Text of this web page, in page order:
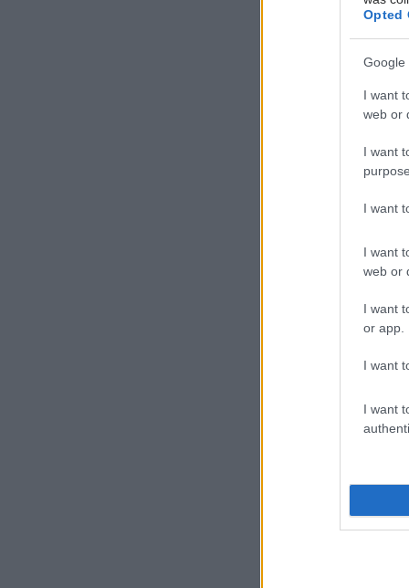
Opted
Google
I want
web or
I want
I want
I want
web or
I want
or app.
I want
I want